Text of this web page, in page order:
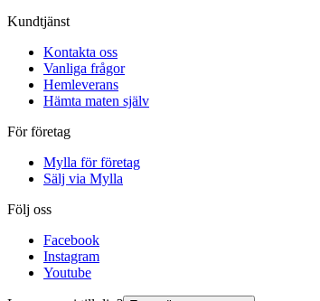
Kundtjänst
Kontakta oss
Vanliga frågor
Hemleverans
Hämta maten själv
För företag
Mylla för företag
Sälj via Mylla
Följ oss
Facebook
Instagram
Youtube